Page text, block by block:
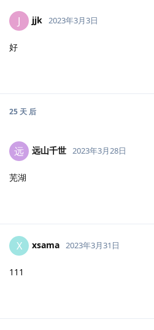
J jjk 2023年3月3日
好
25 天 后
远 远山千世 2023年3月28日
芜湖
X xsama 2023年3月31日
111